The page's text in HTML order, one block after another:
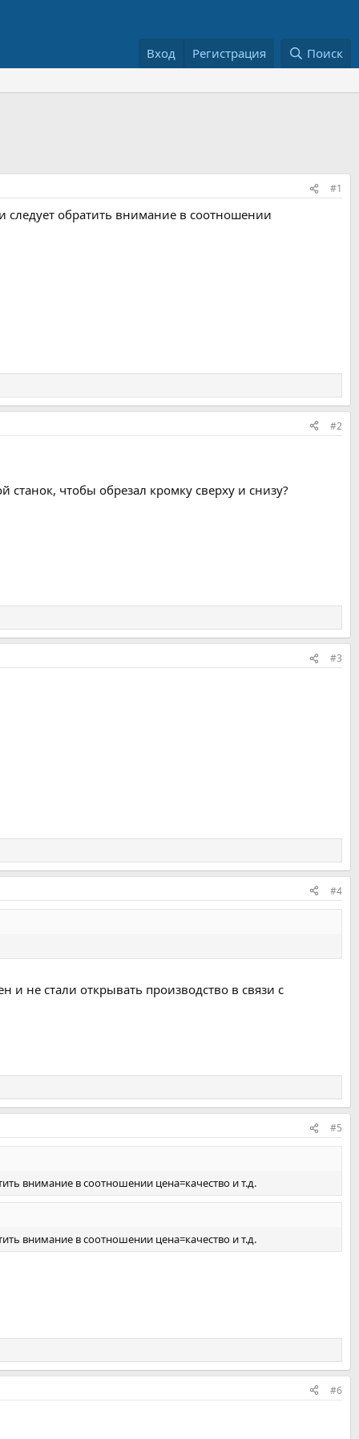
Вход Регистрация Поиск
#1
следует обратить внимание в соотношении
#2
станок, чтобы обрезал кромку сверху и снизу?
#3
#4
не стали открывать производство в связи с
#5
внимание в соотношении цена=качество и т.д.
внимание в соотношении цена=качество и т.д.
#6